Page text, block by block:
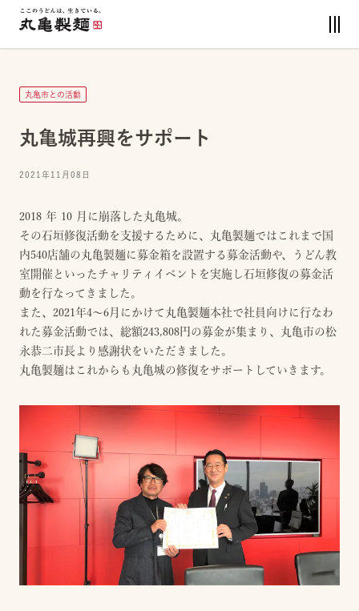
丸亀市との活動
丸亀城再興をサポート
2021年11月08日
2018 年 10 月に崩落した丸亀城。
その石垣修復活動を支援するために、丸亀製麺ではこれまで国
内540店舗の丸亀製麺に募金箱を設置する募金活動や、うどん教
室開催といったチャリティイベントを実施し石垣修復の募金活
動を行なってきました。
また、2021年4～6月にかけて丸亀製麺本社で社員向けに行なわ
れた募金活動では、総額243,808円の募金が集まり、丸亀市の松
永恭二市長より感謝状をいただきました。
丸亀製麺はこれからも丸亀城の修復をサポートしていきます。